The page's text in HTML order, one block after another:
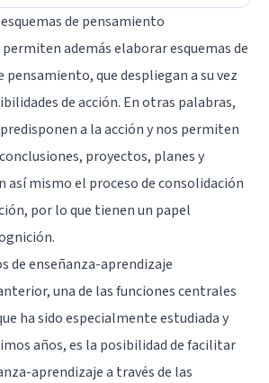
de pensamiento
además elaborar esquemas de
pensamiento, que despliegan a su vez
de acción. En otras palabras,
a la acción y nos permiten
proyectos, planes y
así mismo el proceso de consolidación
por lo que tienen un papel
de enseñanza-aprendizaje
una de las funciones centrales
ha sido especialmente estudiada y
años, es la posibilidad de facilitar
aprendizaje a través de las